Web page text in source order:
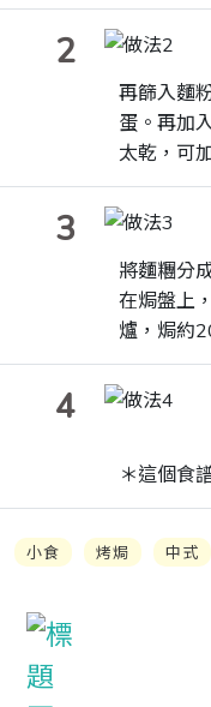
2
再篩入麵
蛋。再加
太乾，可
3
將麵糰分
在焗盤上
爐，焗約
4
＊這個食
小食 烤焗 中式